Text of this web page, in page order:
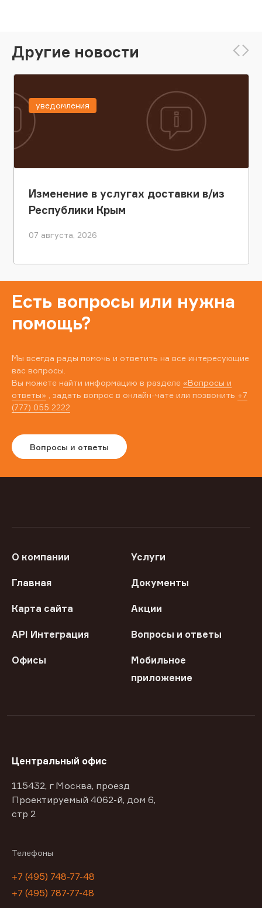
Другие новости
Изменение в услугах доставки в/из
Республики Крым
07 августа, 2026
уведомления
Есть вопросы или нужна
помощь?
Мы всегда рады помочь и ответить на все интересующие
вас вопросы.
Вы можете найти информацию в разделе «Вопросы и
ответы» , задать вопрос в онлайн-чате или позвонить +7
(777) 055 2222
Вопросы и ответы
О компании Услуги
Главная Документы
Карта сайта Акции
API Интеграция Вопросы и ответы
Офисы
Мобильное
приложение
Центральный офис
115432, г Москва, проезд
Проектируемый 4062-й, дом 6,
стр 2
Телефоны
+7 (495) 748-77-48
+7 (495) 787-77-48